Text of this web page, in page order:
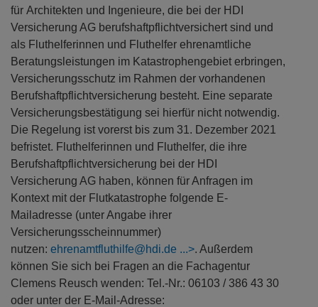
für Architekten und Ingenieure, die bei der HDI
Versicherung AG berufshaftpflichtversichert sind und
als Fluthelferinnen und Fluthelfer ehrenamtliche
Beratungsleistungen im Katastrophengebiet erbringen,
Versicherungsschutz im Rahmen der vorhandenen
Berufshaftpflichtversicherung besteht. Eine separate
Versicherungsbestätigung sei hierfür nicht notwendig.
Die Regelung ist vorerst bis zum 31. Dezember 2021
befristet. Fluthelferinnen und Fluthelfer, die ihre
Berufshaftpflichtversicherung bei der HDI
Versicherung AG haben, können für Anfragen im
Kontext mit der Flutkatastrophe folgende E-
Mailadresse (unter Angabe ihrer
Versicherungsscheinnummer)
nutzen: ehrenamtfluthilfe@hdi.de
. Außerdem
können Sie sich bei Fragen an die Fachagentur
Clemens Reusch wenden: Tel.-Nr.: 06103 / 386 43 30
oder unter der E-Mail-Adresse: